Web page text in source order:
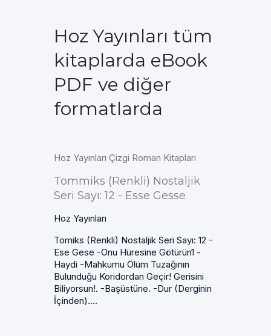
Hoz Yayınları tüm
kitaplarda eBook
PDF ve diğer
formatlarda
Hoz Yayınları Çizgi Roman Kitapları
Tommiks (Renkli) Nostaljik
Seri Sayı: 12 - Esse Gesse
Hoz Yayınları
Tomiks (Renkli) Nostaljik Seri Sayı: 12 -
Ese Gese -Onu Hüresine Götürün1 -
Haydi -Mahkumu Ölüm Tuzağının
Bulunduğu Koridordan Geçir! Gerisini
Biliyorsun!. -Başüstüne. -Dur (Derginin
İçinden)....